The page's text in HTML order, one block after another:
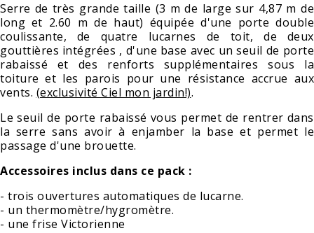
Serre de très grande taille (3 m de large sur 4,87 m de
long et 2.60 m de haut) équipée d'une porte double
coulissante, de quatre lucarnes de toit, de deux
gouttières intégrées , d'une base avec un seuil de porte
rabaissé et des renforts supplémentaires sous la
toiture et les parois pour une résistance accrue aux
vents. (exclusivité Ciel mon jardin!).
Le seuil de porte rabaissé vous permet de rentrer dans
la serre sans avoir à enjamber la base et permet le
passage d'une brouette.
Accessoires inclus dans ce pack :
- trois ouvertures automatiques de lucarne.
- un thermomètre/hygromètre.
- une frise Victorienne